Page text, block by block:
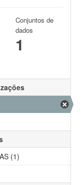
Conjuntos de
dados
1
(1)